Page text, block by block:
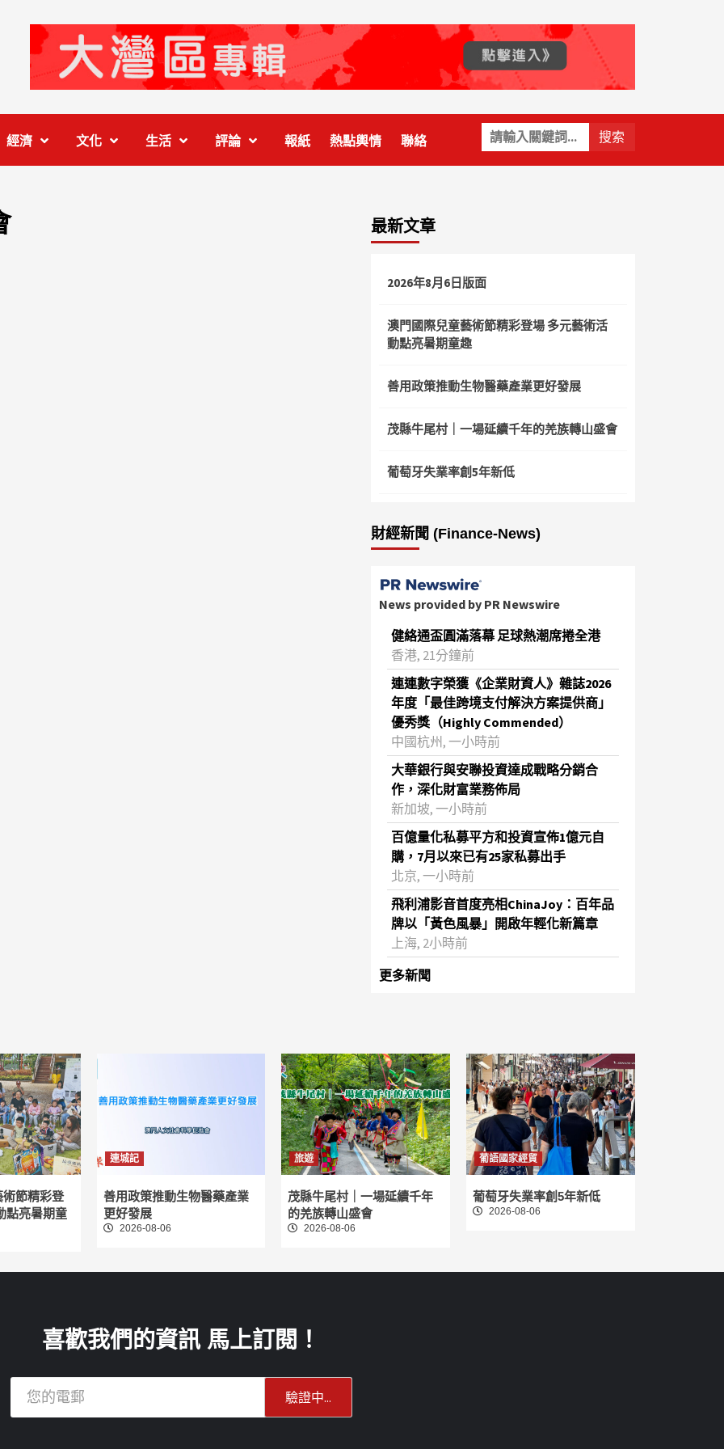
關
鍵
字:
經濟 文化 生活 評論 報紙 熱點輿情 聯絡
最新文章
2026年8月6日版面
澳門國際兒童藝術節精彩登場 多元藝術活
動點亮暑期童趣
善用政策推動生物醫藥產業更好發展
茂縣牛尾村｜一場延續千年的羌族轉山盛會
葡萄牙失業率創5年新低
財經新聞 (Finance-News)
News provided by PR Newswire
健絡通盃圓滿落幕 足球熱潮席捲全港
香港, 21分鐘前
連連數字榮獲《企業財資人》雜誌2026
年度「最佳跨境支付解決方案提供商」
優秀獎（Highly Commended）
中國杭州, 一小時前
大華銀行與安聯投資達成戰略分銷合
作，深化財富業務佈局
新加坡, 一小時前
百億量化私募平方和投資宣佈1億元自
購，7月以來已有25家私募出手
北京, 一小時前
飛利浦影音首度亮相ChinaJoy：百年品
牌以「黃色風暴」開啟年輕化新篇章
上海, 2小時前
更多新聞
節精彩登
點亮暑期童
連城記
善用政策推動生物醫藥產業
更好發展
2026-08-06
旅遊
茂縣牛尾村｜一場延續千年
的羌族轉山盛會
2026-08-06
葡語國家經貿
葡萄牙失業率創5年新低
2026-08-06
喜歡我們的資訊 馬上訂閱！